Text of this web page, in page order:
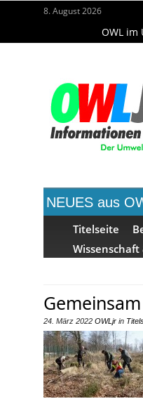
8. August 2026
OWL im
NEUES aus
Titelseite
Wissenschaft
24. März 2022 OWLjr in